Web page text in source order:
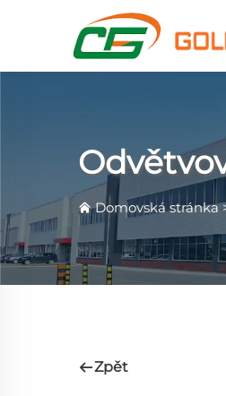
Domovská stránka
Zpět